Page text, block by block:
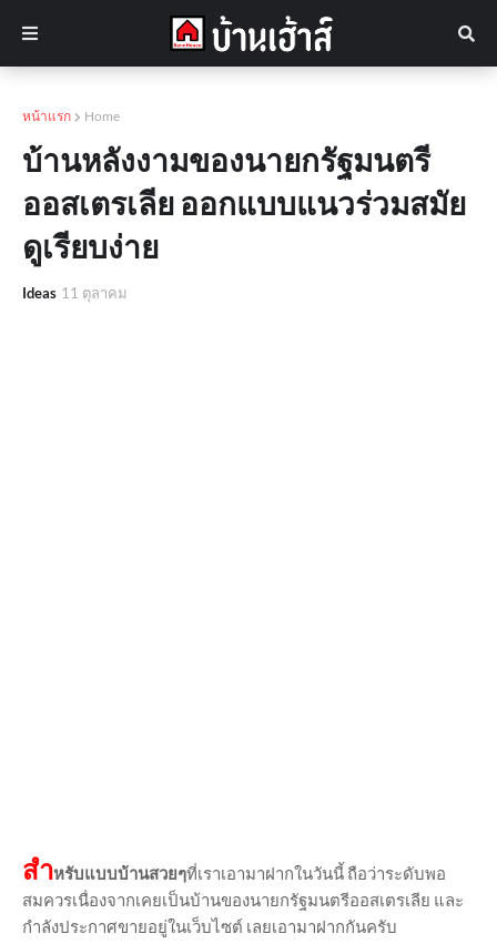
หน้าแรก Home
บ้านหลังงามของนายกรัฐมนตรี
ออสเตรเลีย ออกแบบแนวร่วมสมัย
ดูเรียบง่าย
Ideas 11 ตุลาคม
สำหรับแบบบ้านสวยๆที่เราเอามาฝากในวันนี้ ถือว่าระดับพอ
สมควรเนื่องจากเคยเป็นบ้านของนายกรัฐมนตรีออสเตรเลีย และ
กำลังประกาศขายอยู่ในเว็บไซต์ เลยเอามาฝากกันครับ